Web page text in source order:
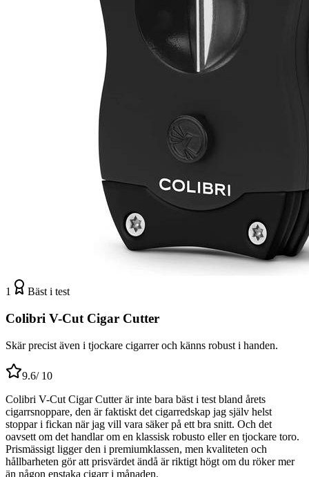
1 Bäst i test
Colibri V-Cut Cigar Cutter
Skär precist även i tjockare cigarrer och känns robust i handen.
9.6/ 10
Colibri V-Cut Cigar Cutter är inte bara bäst i test bland årets
cigarrsnoppare, den är faktiskt det cigarredskap jag själv helst
stoppar i fickan när jag vill vara säker på ett bra snitt. Och det
oavsett om det handlar om en klassisk robusto eller en tjockare toro.
Prismässigt ligger den i premiumklassen, men kvaliteten och
hållbarheten gör att prisvärdet ändå är riktigt högt om du röker mer
än någon enstaka cigarr i månaden.